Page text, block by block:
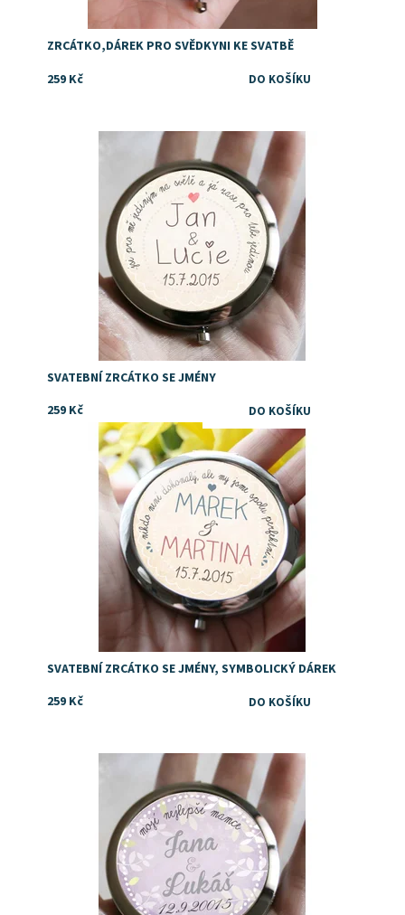
ZRCÁTKO,DÁREK PRO SVĚDKYNI KE SVATBĚ
259 Kč
Dostupnost: Skladem
SVATEBNÍ ZRCÁTKO SE JMÉNY
259 Kč
Dostupnost:
Skladem
SVATEBNÍ ZRCÁTKO SE JMÉNY, SYMBOLICKÝ DÁREK
259 Kč
Dostupnost: Skladem